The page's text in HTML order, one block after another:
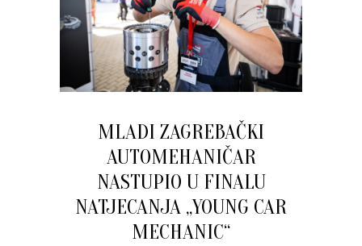
MLADI ZAGREBAČKI
AUTOMEHANIČAR
NASTUPIO U FINALU
NATJECANJA „YOUNG CAR
MECHANIC“